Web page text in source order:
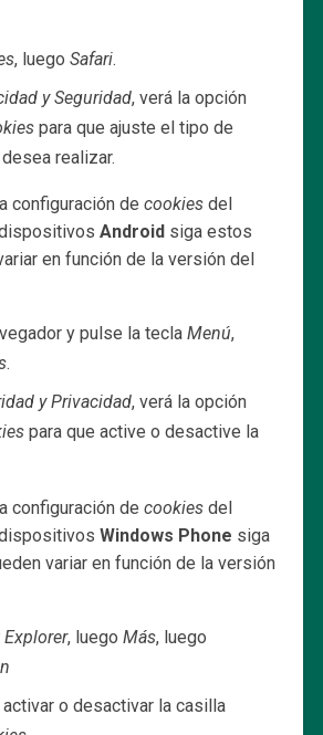
, luego Safari.
y Seguridad, verá la opción
para que ajuste el tipo de
realizar.
configuración de cookiesdel
Androidsiga estos
en función de la versión del
y pulse la tecla Menú,
.
y Privacidad, verá la opción
para que active o desactive la
configuración de cookiesdel
Windows Phone siga
variar en función de la versión
, luego Más, luego
o desactivar la casilla